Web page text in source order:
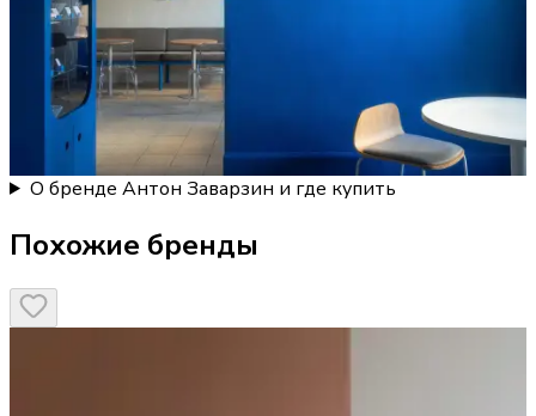
О бренде Антон Заварзин и где купить
Похожие бренды